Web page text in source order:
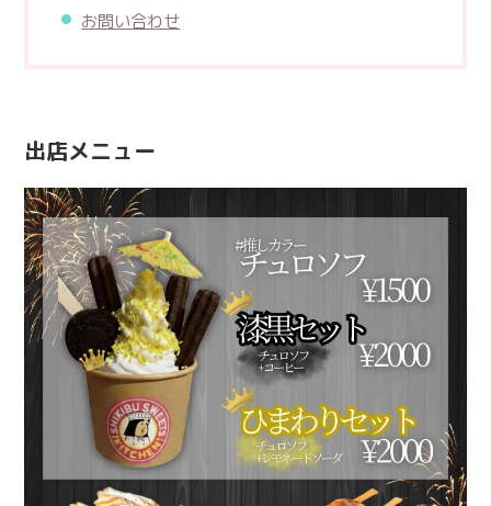
お問い合わせ
出店メニュー